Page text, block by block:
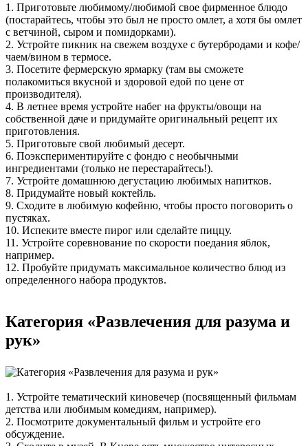
1. Приготовьте любимому/любимой свое фирменное блюдо
(постарайтесь, чтобы это был не просто омлет, а хотя бы омлет
с ветчиной, сыром и помидорками).
2. Устройте пикник на свежем воздухе с бутербродами и кофе/
чаем/вином в термосе.
3. Посетите фермерскую ярмарку (там вы сможете
полакомиться вкусной и здоровой едой по цене от
производителя).
4. В летнее время устройте набег на фрукты/овощи на
собственной даче и придумайте оригинальный рецепт их
приготовления.
5. Приготовьте свой любимый десерт.
6. Поэкспериментируйте с фондю с необычными
ингредиентами (только не перестарайтесь!).
7. Устройте домашнюю дегустацию любимых напитков.
8. Придумайте новый коктейль.
9. Сходите в любимую кофейню, чтобы просто поговорить о
пустяках.
10. Испеките вместе пирог или сделайте пиццу.
11. Устройте соревнование по скорости поедания яблок,
например.
12. Пробуйте придумать максимальное количество блюд из
определенного набора продуктов.
Категория «Развлечения для разума и
рук»
1. Устройте тематический киновечер (посвященный фильмам
детства или любимым комедиям, например).
2. Посмотрите документальный фильм и устройте его
обсуждение.